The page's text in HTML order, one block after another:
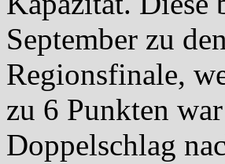
September zu
Regionsfinale,
zu 6 Punkten
Doppelschlag